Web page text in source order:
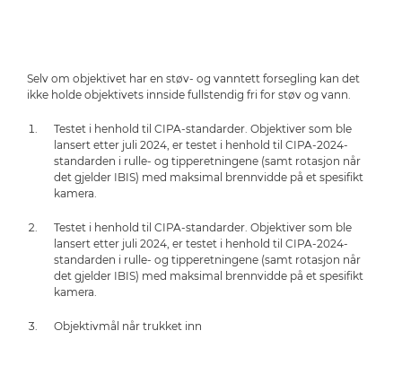
Selv om objektivet har en støv- og vanntett forsegling kan det
ikke holde objektivets innside fullstendig fri for støv og vann.
Testet i henhold til CIPA-standarder. Objektiver som ble
lansert etter juli 2024, er testet i henhold til CIPA-2024-
standarden i rulle- og tipperetningene (samt rotasjon når
det gjelder IBIS) med maksimal brennvidde på et spesifikt
kamera.
Testet i henhold til CIPA-standarder. Objektiver som ble
lansert etter juli 2024, er testet i henhold til CIPA-2024-
standarden i rulle- og tipperetningene (samt rotasjon når
det gjelder IBIS) med maksimal brennvidde på et spesifikt
kamera.
Objektivmål når trukket inn